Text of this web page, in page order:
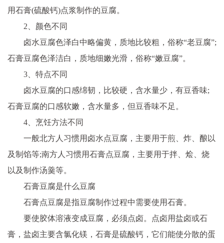
用石膏(硫酸钙)点浆制作的豆腐。
2、颜色不同
卤水豆腐色泽白中略偏黄，质地比较粗，俗称“老豆腐”;
石膏豆腐色泽洁白，质地细嫩光滑，俗称“嫩豆腐”。
3、特点不同
卤水豆腐的口感绵韧，比较硬，含水量少，有豆香味;
石膏豆腐的口感软嫩，含水量多，但豆香味不足。
4、烹饪方法不同
一般北方人 习惯用卤水点豆腐，主要用于煎、炸、酿以
及制馅等;南方人 习惯用石膏点豆腐，主要用于拌、烩、烧
以及制作汤羹等。
石膏豆腐是什么豆腐
石膏点豆腐是指豆腐制作过程中需要使用石膏。
要使胶体溶液变成豆腐，必须点卤。点卤用盐卤或石
膏，盐卤主要含氯化镁，石膏是硫酸钙，它们能使分散的蛋